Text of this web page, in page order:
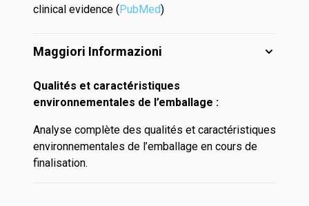
clinical evidence (PubMed)
Maggiori Informazioni
Qualités et caractéristiques
environnementales de l’emballage :
Analyse complète des qualités et caractéristiques
environnementales de l’emballage en cours de
finalisation.